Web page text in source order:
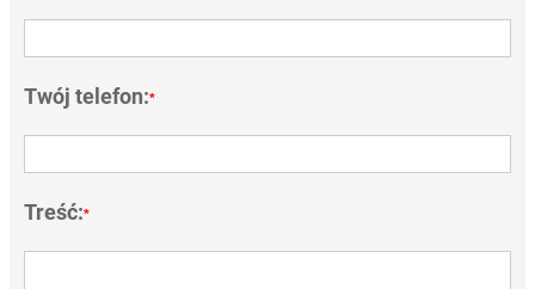
Twój telefon:*
Treść:*